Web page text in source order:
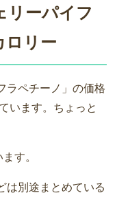
リーパイフ
ロリー
ラペチーノ」の価格
います。ちょっと
す。
は別途まとめている